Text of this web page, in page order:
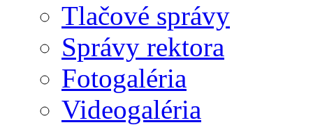
Tlačové správy
Správy rektora
Fotogaléria
Videogaléria